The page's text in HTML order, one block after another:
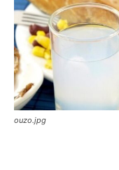
ouzo.jpg